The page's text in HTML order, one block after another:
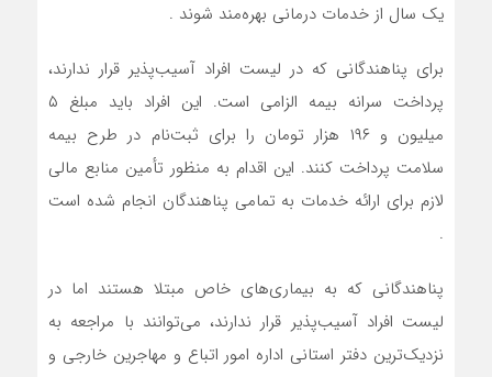
یک سال از خدمات درمانی بهره‌مند شوند .
برای پناهندگانی که در لیست افراد آسیب‌پذیر قرار ندارند،
پرداخت سرانه بیمه الزامی است. این افراد باید مبلغ ۵
میلیون و ۱۹۶ هزار تومان را برای ثبت‌نام در طرح بیمه
سلامت پرداخت کنند. این اقدام به منظور تأمین منابع مالی
لازم برای ارائه خدمات به تمامی پناهندگان انجام شده است
.
پناهندگانی که به بیماری‌های خاص مبتلا هستند اما در
لیست افراد آسیب‌پذیر قرار ندارند، می‌توانند با مراجعه به
نزدیک‌ترین دفتر استانی اداره امور اتباع و مهاجرین خارجی و